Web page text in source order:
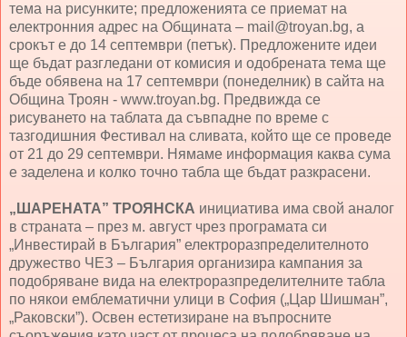
тема на рисунките; предложенията се приемат на
електронния адрес на Общината – mail@troyan.bg, а
срокът е до 14 септември (петък). Предложените идеи
ще бъдат разгледани от комисия и одобрената тема ще
бъде обявена на 17 септември (понеделник) в сайта на
Община Троян - www.troyan.bg. Предвижда се
рисуването на таблата да съвпадне по време с
тазгодишния Фестивал на сливата, който ще се проведе
от 21 до 29 септември. Нямаме информация каква сума
е заделена и колко точно табла ще бъдат разкрасени.
„ШАРЕНАТА” ТРОЯНСКА инициатива има свой аналог
в страната – през м. август чрез програмата си
„Инвестирай в България” електроразпределителното
дружество ЧЕЗ – България организира кампания за
подобряване вида на електроразпределителните табла
по някои емблематични улици в София („Цар Шишман”,
„Раковски”). Освен естетизиране на въпросните